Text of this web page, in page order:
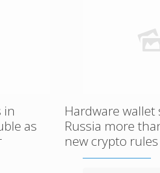
in
as
Hardware wallet
Russia more
new crypto